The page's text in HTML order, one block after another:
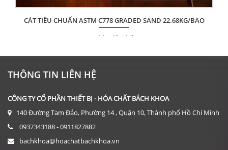
CÁT TIÊU CHUẨN ASTM C778 GRADED SAND 22.68KG/BAO
Giá: Liên hệ
ĐẶT HÀNG
THÔNG TIN LIÊN HỆ
CÔNG TY CỔ PHẦN THIẾT BỊ - HÓA CHẤT BÁCH KHOA
140 Đường Tam Đảo, Phường 14 , Quận 10, Thành phố Hồ Chí Minh
0937343188 - 0911827882
bachkhoa@hoachatbachkhoa.vn